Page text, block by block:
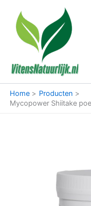
inhoud
Home
Producten
Mycopower Shiitake